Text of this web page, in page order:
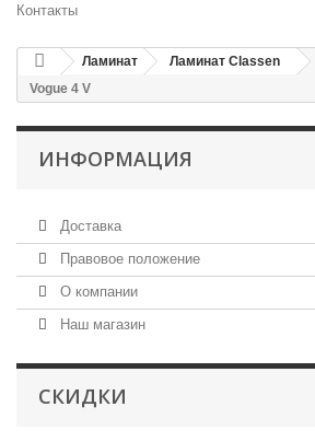
Контакты
Ламинат Ламинат Classen
Vogue 4 V
ИНФОРМАЦИЯ
Доставка
Правовое положение
О компании
Наш магазин
СКИДКИ